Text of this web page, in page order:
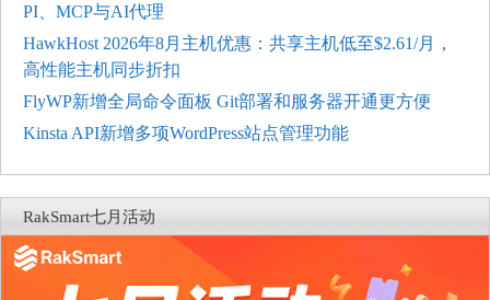
PI、MCP与AI代理
HawkHost 2026年8月主机优惠：共享主机低至$2.61/月，
高性能主机同步折扣
FlyWP新增全局命令面板 Git部署和服务器开通更方便
Kinsta API新增多项WordPress站点管理功能
RakSmart七月活动